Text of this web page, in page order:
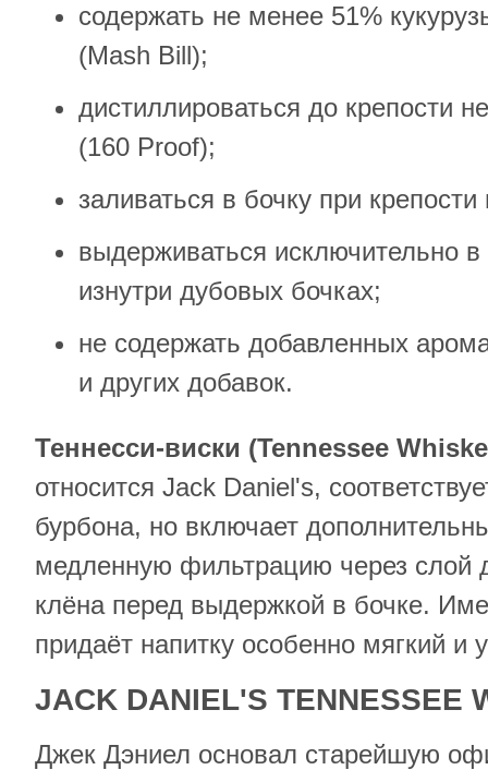
содержать не менее 51%
(Mash Bill);
дистиллироваться до крепости
(160 Proof);
заливаться в бочку при
выдерживаться исключительно
изнутри дубовых бочках;
не содержать добавленных
и других добавок.
Теннесси-виски (Tennessee
относится Jack Daniel's,
бурбона, но включает
медленную фильтрацию через слой
клёна перед выдержкой в бочке.
придаёт напитку особенно мягкий и
JACK DANIEL'S TENNESSEE
Джек Дэниел основал старейшую